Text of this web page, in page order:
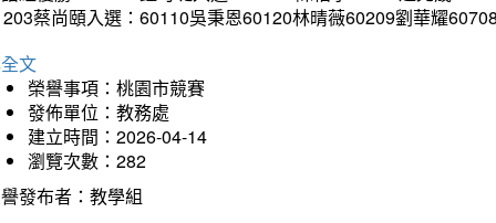
蔡尚頤入選：60110吳秉恩60120林晴薇60209劉華耀
文
榮譽事項：桃園市競賽
發佈單位：教務處
建立時間：2026-04-14
瀏覽次數：282
發布者：教學組